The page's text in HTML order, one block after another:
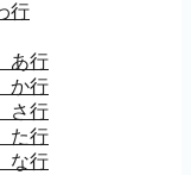
行
あ行
か行
さ行
た行
な行